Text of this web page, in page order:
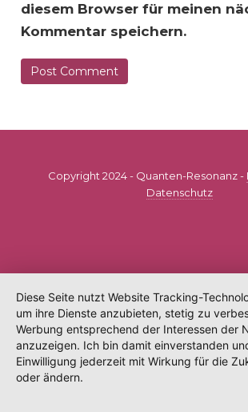
diesem Browser für meinen
Kommentar speichern.
Copyright 2024 - Quanten-Resonanz -
Datenschutz
Diese Seite nutzt Website Tracking-
um ihre Dienste anzubieten, stetig zu
Werbung entsprechend der Interessen der
anzuzeigen. Ich bin damit einverstanden
Einwilligung jederzeit mit Wirkung für die
oder ändern.